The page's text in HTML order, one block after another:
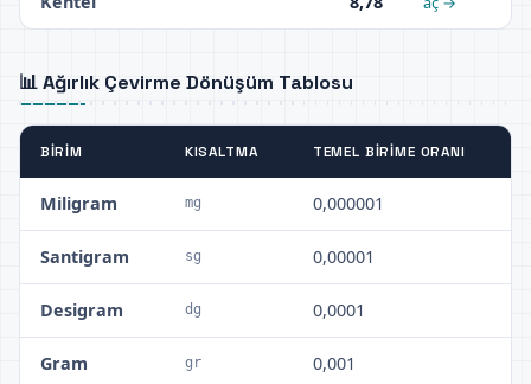
📊 Ağırlık Çevirme Dönüşüm Tablosu
BIRIM KISALTMA TEMEL BIRIME ORANI
Miligram mg 0,000001
Santigram sg 0,00001
Desigram dg 0,0001
Gram gr 0,001